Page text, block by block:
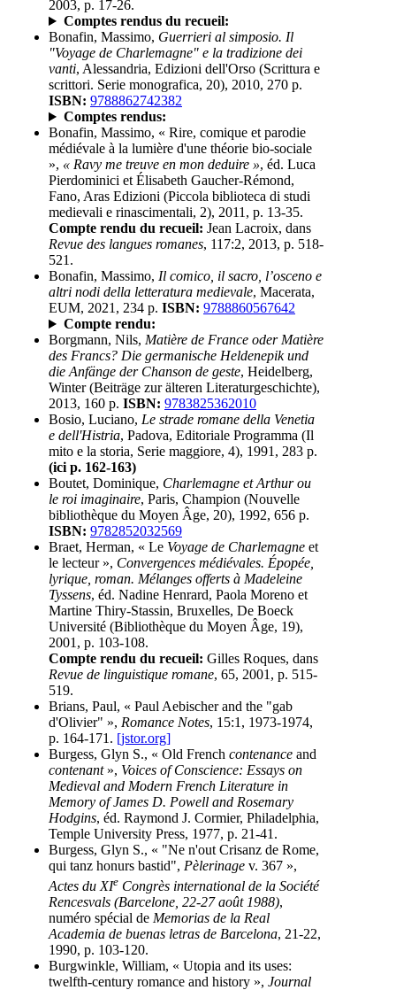
2003, p. 17-26.
Comptes rendus du recueil:
Bonafin, Massimo, Guerrieri al simposio. Il
"Voyage de Charlemagne" e la tradizione dei
vanti, Alessandria, Edizioni dell'Orso (Scrittura e
scrittori. Serie monografica, 20), 2010, 270 p.
ISBN: 9788862742382
Comptes rendus:
Bonafin, Massimo, « Rire, comique et parodie
médiévale à la lumière d'une théorie bio-sociale
», « Ravy me treuve en mon deduire », éd. Luca
Pierdominici et Élisabeth Gaucher-Rémond,
Fano, Aras Edizioni (Piccola biblioteca di studi
medievali e rinascimentali, 2), 2011, p. 13-35.
Compte rendu du recueil: Jean Lacroix, dans
Revue des langues romanes, 117:2, 2013, p. 518-
521.
Bonafin, Massimo, Il comico, il sacro, l’osceno e
altri nodi della letteratura medievale, Macerata,
EUM, 2021, 234 p. ISBN: 9788860567642
Compte rendu:
Borgmann, Nils, Matière de France oder Matière
des Francs? Die germanische Heldenepik und
die Anfänge der Chanson de geste, Heidelberg,
Winter (Beiträge zur älteren Literaturgeschichte),
2013, 160 p. ISBN: 9783825362010
Bosio, Luciano, Le strade romane della Venetia
e dell'Histria, Padova, Editoriale Programma (Il
mito e la storia, Serie maggiore, 4), 1991, 283 p.
(ici p. 162-163)
Boutet, Dominique, Charlemagne et Arthur ou
le roi imaginaire, Paris, Champion (Nouvelle
bibliothèque du Moyen Âge, 20), 1992, 656 p.
ISBN: 9782852032569
Braet, Herman, « Le Voyage de Charlemagne et
le lecteur », Convergences médiévales. Épopée,
lyrique, roman. Mélanges offerts à Madeleine
Tyssens, éd. Nadine Henrard, Paola Moreno et
Martine Thiry-Stassin, Bruxelles, De Boeck
Université (Bibliothèque du Moyen Âge, 19),
2001, p. 103-108.
Compte rendu du recueil: Gilles Roques, dans
Revue de linguistique romane, 65, 2001, p. 515-
519.
Brians, Paul, « Paul Aebischer and the "gab
d'Olivier" », Romance Notes, 15:1, 1973-1974,
p. 164-171. [jstor.org]
Burgess, Glyn S., « Old French contenance and
contenant», Voices of Conscience: Essays on
Medieval and Modern French Literature in
Memory of James D. Powell and Rosemary
Hodgins, éd. Raymond J. Cormier, Philadelphia,
Temple University Press, 1977, p. 21-41.
Burgess, Glyn S., « "Ne n'out Crisanz de Rome,
qui tanz honurs bastid", Pèlerinage v. 367 »,
Actes du XIe Congrès international de la Société
Rencesvals (Barcelone, 22-27 août 1988),
numéro spécial de Memorias de la Real
Academia de buenas letras de Barcelona, 21-22,
1990, p. 103-120.
Burgwinkle, William, « Utopia and its uses:
twelfth-century romance and history », Journal